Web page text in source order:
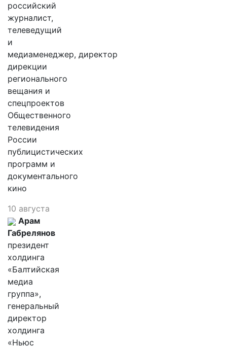
российский
журналист,
телеведущий
и
медиаменеджер, директор
дирекции
регионального
вещания и
спецпроектов
Общественного
телевидения
России
публицистических
программ и
документального
кино
10 августа
Арам
Габрелянов
президент
холдинга
«Балтийская
медиа
группа»,
генеральный
директор
холдинга
«Ньюс